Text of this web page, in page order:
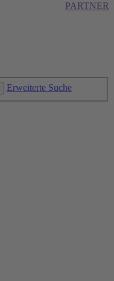
PARTNER
Erweiterte Suche